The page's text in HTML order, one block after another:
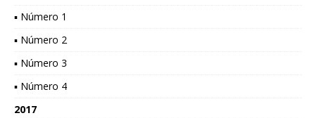
▪ Número 1
▪ Número 2
▪ Número 3
▪ Número 4
2017